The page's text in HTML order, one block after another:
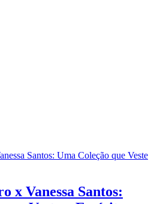
x Vanessa Santos: